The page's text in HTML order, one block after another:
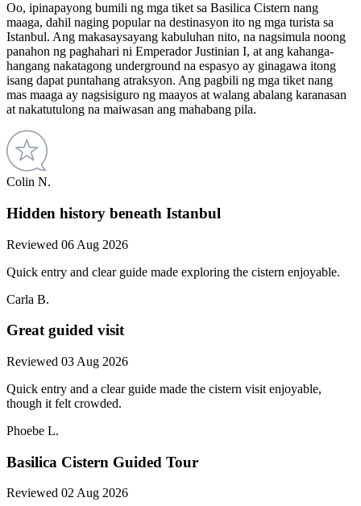
Oo, ipinapayong bumili ng mga tiket sa Basilica Cistern nang
maaga, dahil naging popular na destinasyon ito ng mga turista sa
Istanbul. Ang makasaysayang kabuluhan nito, na nagsimula noong
panahon ng paghahari ni Emperador Justinian I, at ang kahanga-
hangang nakatagong underground na espasyo ay ginagawa itong
isang dapat puntahang atraksyon. Ang pagbili ng mga tiket nang
mas maaga ay nagsisiguro ng maayos at walang abalang karanasan
at nakatutulong na maiwasan ang mahabang pila.
Colin N.
Hidden history beneath Istanbul
Reviewed 06 Aug 2026
Quick entry and clear guide made exploring the cistern enjoyable.
Carla B.
Great guided visit
Reviewed 03 Aug 2026
Quick entry and a clear guide made the cistern visit enjoyable,
though it felt crowded.
Phoebe L.
Basilica Cistern Guided Tour
Reviewed 02 Aug 2026